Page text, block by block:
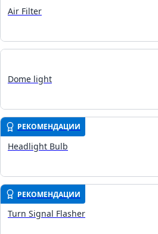
Air Filter
Dome light
РЕКОМЕНДАЦИИ
Headlight Bulb
РЕКОМЕНДАЦИИ
Turn Signal Flasher